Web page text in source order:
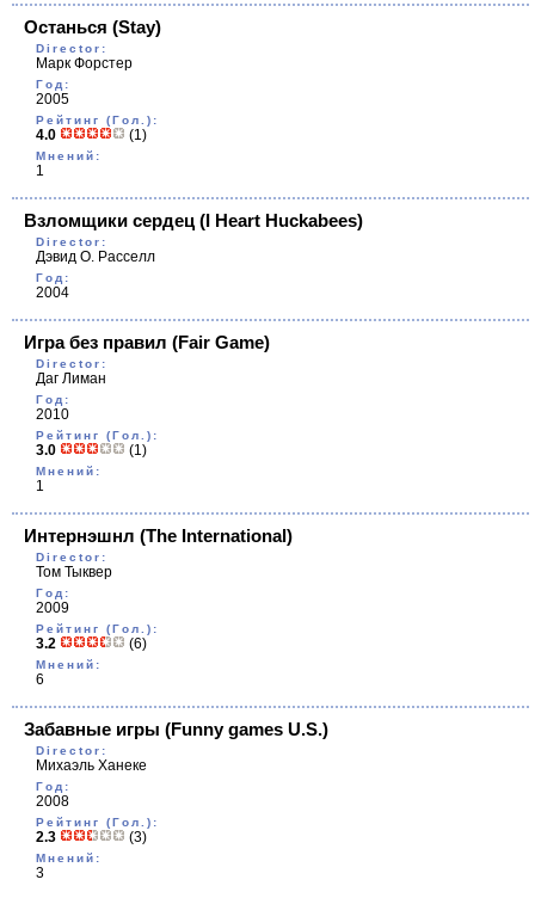
Останься (Stay)
Director:
Марк Форстер
Год:
2005
Рейтинг (Гол.):
4.0 (1)
Мнений:
1
Взломщики сердец (I Heart Huckabees)
Director:
Дэвид О. Расселл
Год:
2004
Игра без правил (Fair Game)
Director:
Даг Лиман
Год:
2010
Рейтинг (Гол.):
3.0 (1)
Мнений:
1
Интернэшнл (The International)
Director:
Том Тыквер
Год:
2009
Рейтинг (Гол.):
3.2 (6)
Мнений:
6
Забавные игры (Funny games U.S.)
Director:
Михаэль Ханеке
Год:
2008
Рейтинг (Гол.):
2.3 (3)
Мнений:
3